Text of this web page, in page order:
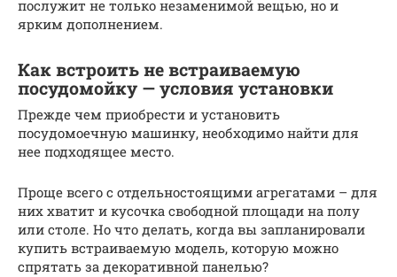
послужит не только незаменимой вещью, но и
ярким дополнением.
Как встроить не встраиваемую
посудомойку — условия установки
Прежде чем приобрести и установить
посудомоечную машинку, необходимо найти для
нее подходящее место.
Проще всего с отдельностоящими агрегатами – для
них хватит и кусочка свободной площади на полу
или столе. Но что делать, когда вы запланировали
купить встраиваемую модель, которую можно
спрятать за декоративной панелью?